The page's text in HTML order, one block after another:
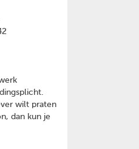
wilt praten
dan kun je